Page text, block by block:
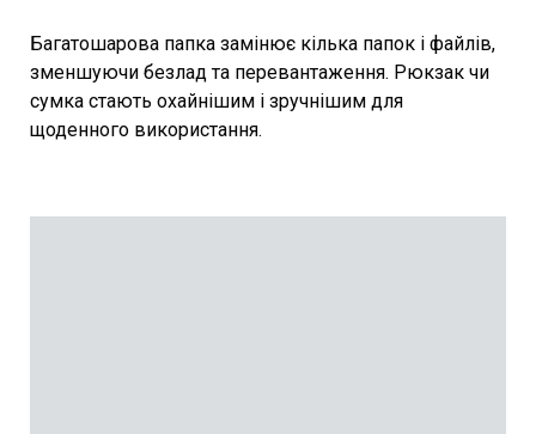
Багатошарова папка замінює кілька папок і файлів,
зменшуючи безлад та перевантаження. Рюкзак чи
сумка стають охайнішим і зручнішим для
щоденного використання.